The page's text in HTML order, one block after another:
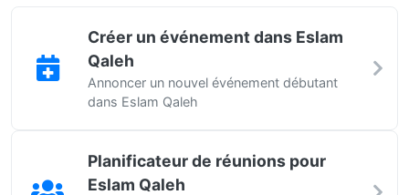
Créer un événement dans Eslam
Qaleh
Annoncer un nouvel événement débutant
dans Eslam Qaleh
Planificateur de réunions pour
Eslam Qaleh